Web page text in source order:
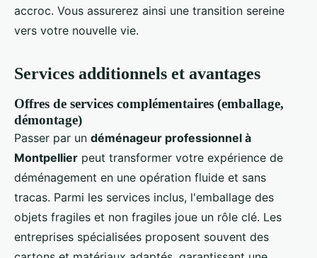
accroc. Vous assurerez ainsi une transition sereine
vers votre nouvelle vie.
Services additionnels et avantages
Offres de services complémentaires (emballage,
démontage)
Passer par un déménageur professionnel à
Montpellier peut transformer votre expérience de
déménagement en une opération fluide et sans
tracas. Parmi les services inclus, l'emballage des
objets fragiles et non fragiles joue un rôle clé. Les
entreprises spécialisées proposent souvent des